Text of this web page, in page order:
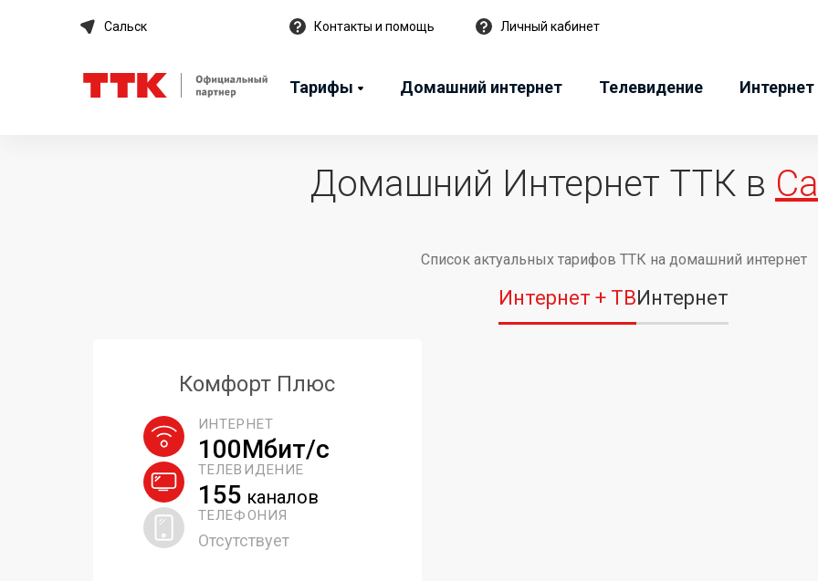
Сальск Контакты и помощь Личный кабинет
Тарифы Домашний интернет Телевидение
Домашний Интернет ТТК в
Список актуальных тарифов ТТК на домашний интернет
Интернет + ТВИнтернет
Комфорт Плюс
100Мбит/с
ИНТЕРНЕТ
155 каналов
ТЕЛЕВИДЕНИЕ
Отсутствует
ТЕЛЕФОНИЯ